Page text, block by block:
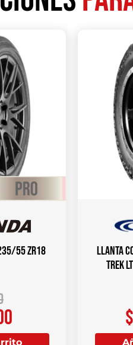
55 ZR18
Llanta
TREK
$